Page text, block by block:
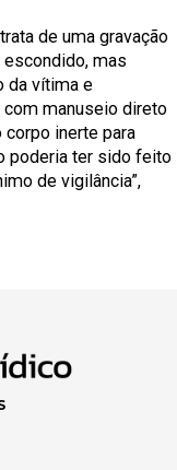
de uma gravação
mas
da vítima e
manuseio direto
corpo inerte para
poderia ter sido feito
de vigilância”,
MediaMedia
Social Media